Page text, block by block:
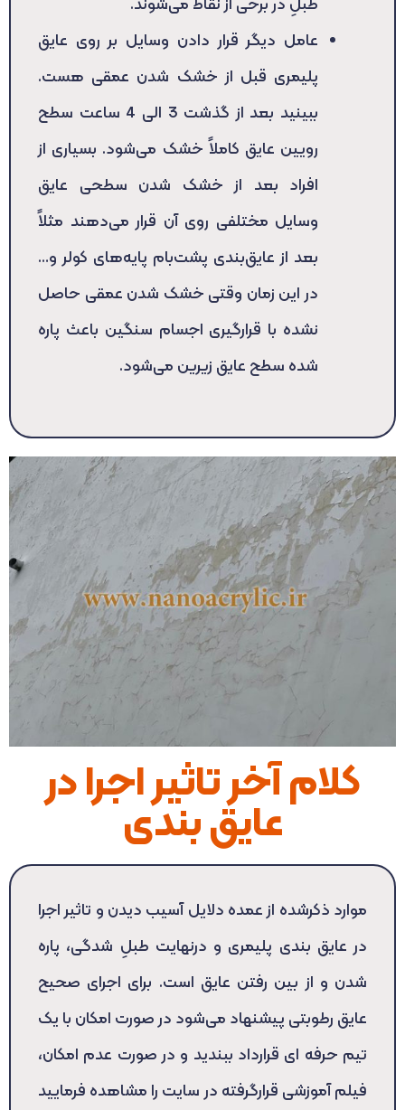
طبلِ در برخی از نقاط می‌شوند.
عامل دیگر قرار دادن وسایل بر روی عایق
پلیمری قبل از خشک شدن عمقی هست.
ببینید بعد از گذشت 3 الی 4 ساعت سطح
رویین عایق کاملاً خشک می‌شود. بسیاری از
افراد بعد از خشک شدن سطحی عایق
وسایل مختلفی روی آن قرار می‌دهند مثلاً
بعد از عایق‌بندی پشت‌بام پایه‌های کولر و…
در این زمان وقتی خشک شدن عمقی حاصل
نشده با قرارگیری اجسام سنگین باعث پاره
شده سطح عایق زیرین می‌شود.
کلام آخر تاثیر اجرا در
عایق بندی
موارد ذکرشده از عمده دلایل آسیب دیدن و تاثیر اجرا
در عایق بندی پلیمری و درنهایت طبلِ شدگی، پاره
شدن و از بین رفتن عایق است. برای اجرای صحیح
عایق رطوبتی پیشنهاد می‌شود در صورت امکان با یک
تیم حرفه ای قرارداد ببندید و در صورت عدم امکان،
فیلم آموزشی قرارگرفته در سایت را مشاهده فرمایید